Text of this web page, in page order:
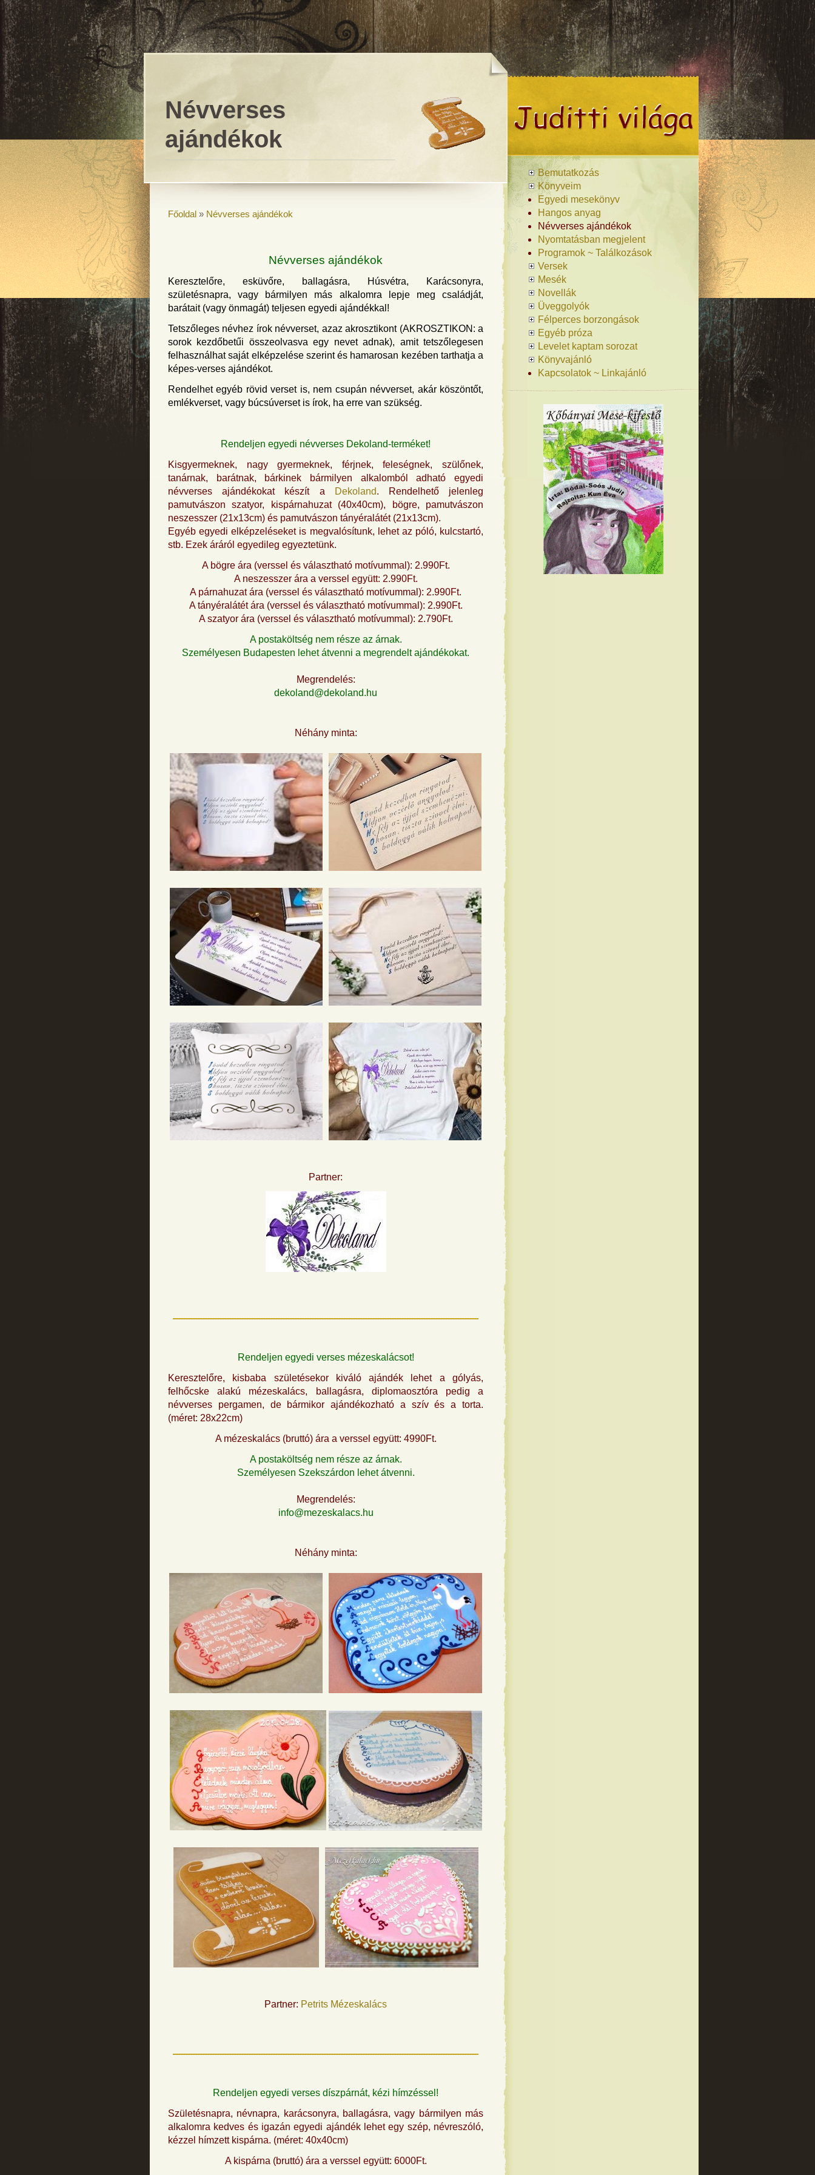
Névverses
ajándékok
Főoldal » Névverses ajándékok
Névverses ajándékok
Keresztelőre, esküvőre, ballagásra, Húsvétra, Karácsonyra,
születésnapra, vagy bármilyen más alkalomra lepje meg családját,
barátait (vagy önmagát) teljesen egyedi ajándékkal!
Tetszőleges névhez írok névverset, azaz akrosztikont (AKROSZTIKON: a
sorok kezdőbetűi összeolvasva egy nevet adnak), amit tetszőlegesen
felhasználhat saját elképzelése szerint és hamarosan kezében tarthatja a
képes-verses ajándékot.
Rendelhet egyéb rövid verset is, nem csupán névverset, akár köszöntőt,
emlékverset, vagy búcsúverset is írok, ha erre van szükség.
Rendeljen egyedi névverses Dekoland-terméket!
Kisgyermeknek, nagy gyermeknek, férjnek, feleségnek, szülőnek,
tanárnak, barátnak, bárkinek bármilyen alkalomból adható egyedi
névverses ajándékokat készít a
Dekoland. Rendelhető jelenleg
pamutvászon szatyor, kispárnahuzat (40x40cm), bögre, pamutvászon
neszesszer (21x13cm) és pamutvászon tányéralátét (21x13cm).
Egyéb egyedi elképzeléseket is megvalósítunk, lehet az póló, kulcstartó,
stb. Ezek áráról egyedileg egyeztetünk.
A bögre ára (verssel és választható motívummal): 2.990Ft.
A neszesszer ára a verssel együtt: 2.990Ft.
A párnahuzat ára (verssel és választható motívummal): 2.990Ft.
A tányéralátét ára (verssel és választható motívummal): 2.990Ft.
A szatyor ára (verssel és választható motívummal): 2.790Ft.
A postaköltség nem része az árnak.
Személyesen Budapesten lehet átvenni a megrendelt ajándékokat.
Megrendelés:
dekoland@dekoland.hu
Néhány minta:
Partner:
Rendeljen egyedi verses mézeskalácsot!
Keresztelőre, kisbaba születésekor kiváló ajándék lehet a gólyás,
felhőcske alakú mézeskalács, ballagásra, diplomaosztóra pedig a
névverses pergamen, de bármikor ajándékozható a szív és a torta.
(méret: 28x22cm)
A mézeskalács (bruttó) ára a verssel együtt: 4990Ft.
A postaköltség nem része az árnak.
Személyesen Szekszárdon lehet átvenni.
Megrendelés:
info@mezeskalacs.hu
Néhány minta:
Partner: Petrits Mézeskalács
Rendeljen egyedi verses díszpárnát, kézi hímzéssel!
Születésnapra, névnapra, karácsonyra, ballagásra, vagy bármilyen más
alkalomra kedves és igazán egyedi ajándék lehet egy szép, névreszóló,
kézzel hímzett kispárna. (méret: 40x40cm)
A kispárna (bruttó) ára a verssel együtt: 6000Ft.
Bemutatkozás
Könyveim
Egyedi mesekönyv
Hangos anyag
Névverses ajándékok
Nyomtatásban megjelent
Programok ~ Találkozások
Versek
Mesék
Novellák
Üveggolyók
Félperces borzongások
Egyéb próza
Levelet kaptam sorozat
Könyvajánló
Kapcsolatok ~ Linkajánló